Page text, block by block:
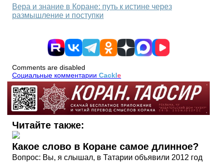
Вера и знание в Коране: путь к истине через
размышление и поступки
Comments are disabled
Социальные комментарии Cackle
Читайте также:
Какое слово в Коране самое длинное?
Вопрос: Вы, я слышал, в Татарии объявили 2012 год